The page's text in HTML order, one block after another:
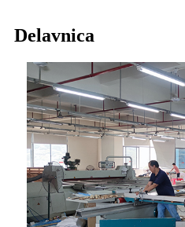
Delavnica